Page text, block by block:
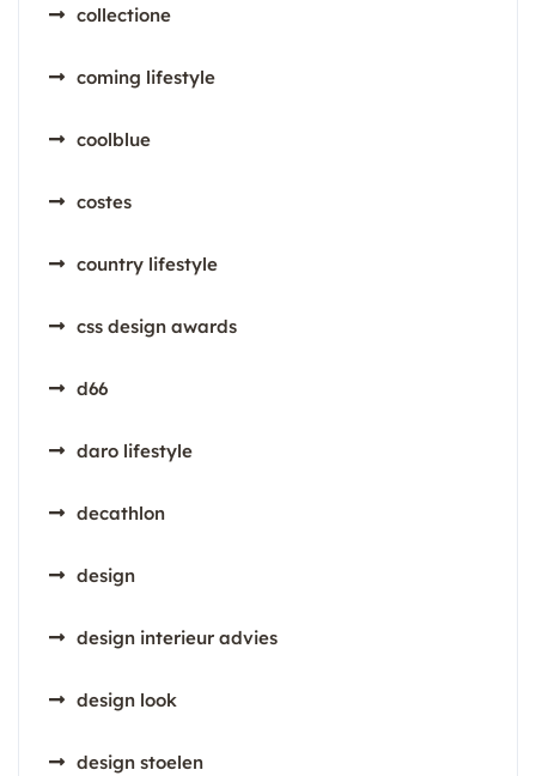
collectione
coming lifestyle
coolblue
costes
country lifestyle
css design awards
d66
daro lifestyle
decathlon
design
design interieur advies
design look
design stoelen